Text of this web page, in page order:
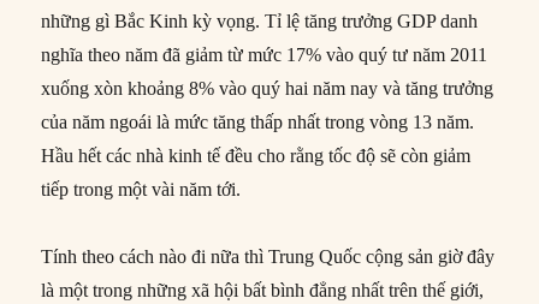
những gì Bắc Kinh kỳ vọng. Tỉ lệ tăng trưởng GDP danh
nghĩa theo năm đã giảm từ mức 17% vào quý tư năm 2011
xuống xòn khoảng 8% vào quý hai năm nay và tăng trưởng
của năm ngoái là mức tăng thấp nhất trong vòng 13 năm.
Hầu hết các nhà kinh tế đều cho rằng tốc độ sẽ còn giảm
tiếp trong một vài năm tới.
Tính theo cách nào đi nữa thì Trung Quốc cộng sản giờ đây
là một trong những xã hội bất bình đẳng nhất trên thế giới,